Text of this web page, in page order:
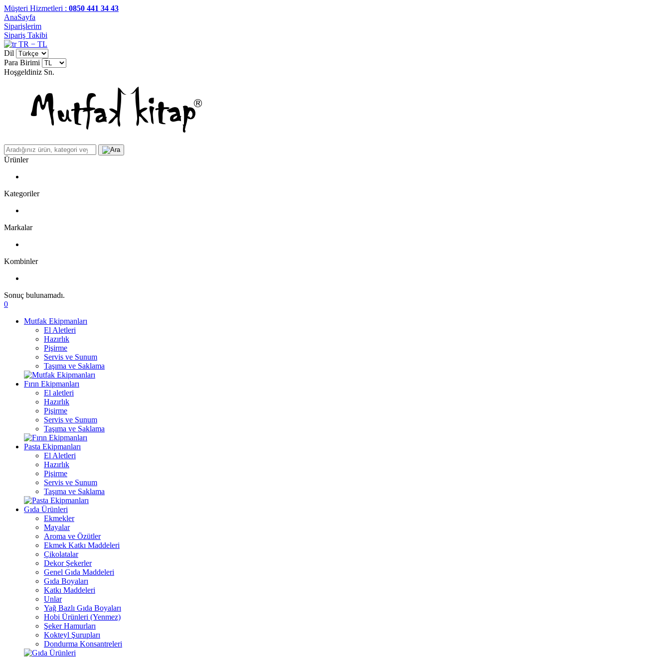
Müşteri Hizmetleri : 0850 441 34 43
AnaSayfa
Siparişlerim
Sipariş Takibi
TR − TL
Dil
Para Birimi
Hoşgeldiniz Sn.
Ürünler
Kategoriler
Markalar
Kombinler
Sonuç bulunamadı.
0
Mutfak Ekipmanları
El Aletleri
Hazırlık
Pişirme
Servis ve Sunum
Taşıma ve Saklama
Fırın Ekipmanları
El aletleri
Hazırlık
Pişirme
Servis ve Sunum
Taşıma ve Saklama
Pasta Ekipmanları
El Aletleri
Hazırlık
Pişirme
Servis ve Sunum
Taşıma ve Saklama
Gıda Ürünleri
Ekmekler
Mayalar
Aroma ve Özütler
Ekmek Katkı Maddeleri
Çikolatalar
Dekor Şekerler
Genel Gıda Maddeleri
Gıda Boyaları
Katkı Maddeleri
Unlar
Yağ Bazlı Gıda Boyaları
Hobi Ürünleri (Yenmez)
Şeker Hamurları
Kokteyl Şurupları
Dondurma Konsantreleri